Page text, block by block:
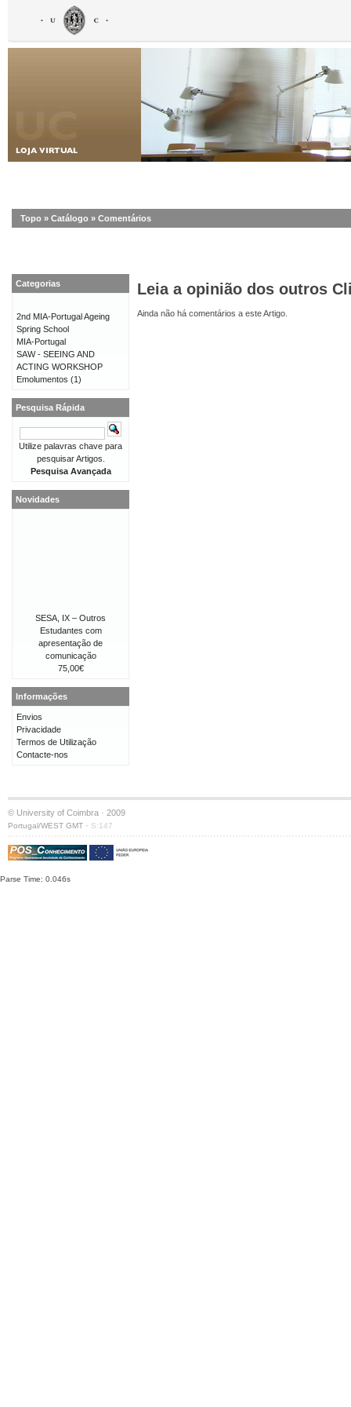
Topo » Catálogo » Comentários
Leia a opinião dos outros
Ainda não há comentários a este Artigo.
Categorias
2nd MIA-Portugal Ageing
Spring School
MIA-Portugal
SAW - SEEING AND
ACTING WORKSHOP
Emolumentos (1)
Pesquisa Rápida
Utilize palavras chave para
pesquisar Artigos.
Pesquisa Avançada
Novidades
SESA, IX – Outros
Estudantes com
apresentação de
comunicação
75,00€
Informações
Envios
Privacidade
Termos de Utilização
Contacte-nos
© University of Coimbra · 2009
Portugal/WEST GMT · S:147
Parse Time: 0.046s